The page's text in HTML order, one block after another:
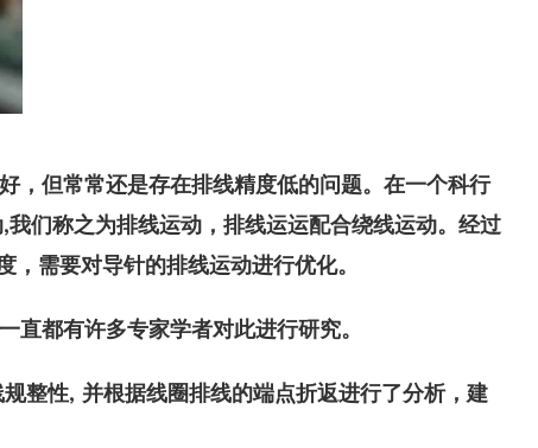
，但常常还是存在排线精度低的问题。在一个科行
们称之为排线运动，排线运运配合绕线运动。经过
需要对导针的排线运动进行优化。
都有许多专家学者对此进行研究。
整性, 并根据线圈排线的端点折返进行了分析，建